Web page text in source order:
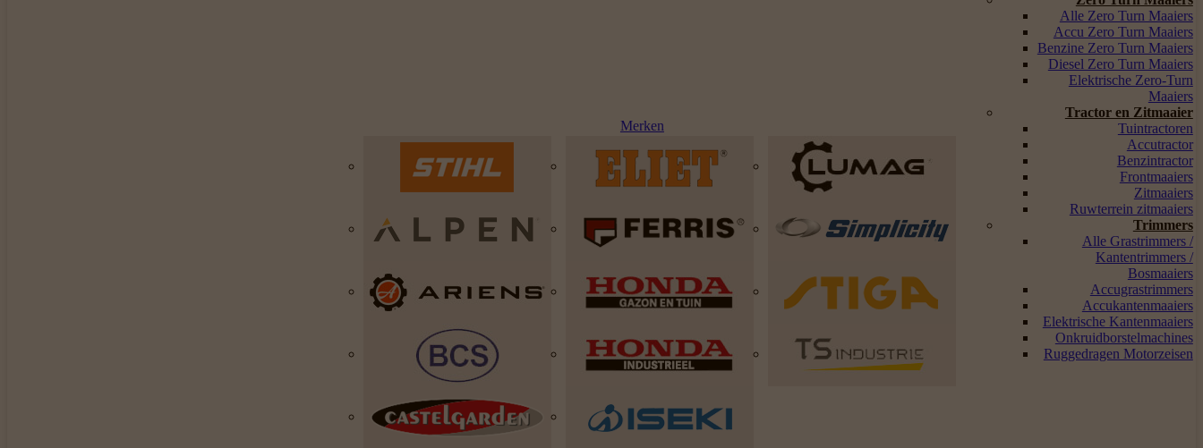
Merken
Alle Zero Turn Maaiers
Accu Zero Turn Maaiers
Benzine Zero Turn Maaiers
Diesel Zero Turn Maaiers
Elektrische Zero-Turn
Maaiers
Tractor en Zitmaaier
Tuintractoren
Accutractor
Benzintractor
Frontmaaiers
Zitmaaiers
Ruwterrein zitmaaiers
Trimmers
Alle Grastrimmers /
Kantentrimmers /
Bosmaaiers
Accugrastrimmers
Accukantenmaaiers
Elektrische Kantenmaaiers
Onkruidborstelmachines
Ruggedragen Motorzeisen